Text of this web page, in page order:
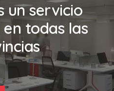
un servicio
todas las